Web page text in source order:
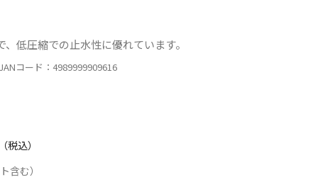
低圧縮での止水性に優れています。
コード：4989999909616
（税込）
含む）